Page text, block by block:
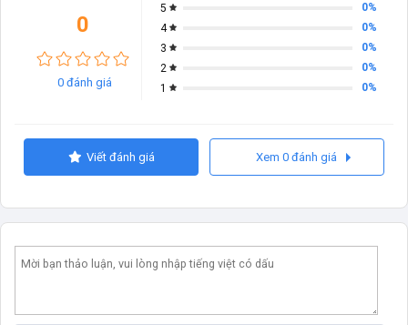
0
0 đánh giá
5
0%
4
0%
3
0%
2
0%
1
0%
Viết đánh giá Xem 0 đánh giá